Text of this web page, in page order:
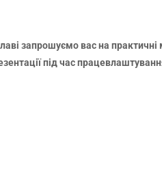
запрошуємо вас на
під час